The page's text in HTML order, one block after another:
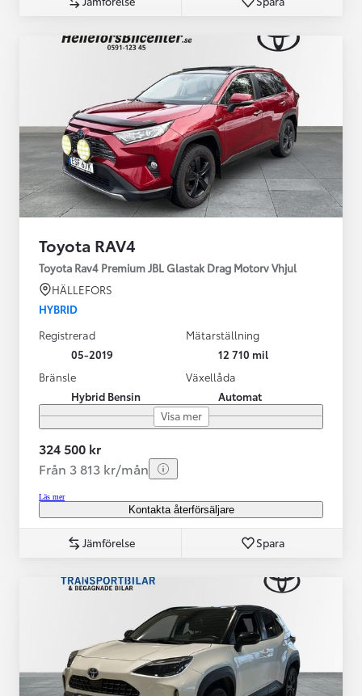
Toyota RAV4
Toyota Rav4 Premium JBL Glastak Drag Motorv Vhjul
HÄLLEFORS
HYBRID
Registrerad
05-2019
Mätarställning
12 710 mil
Bränsle
Hybrid Bensin
Växellåda
Automat
Visa mer
324 500 kr
Från 3 813 kr/mån
Läs mer
Kontakta återförsäljare
Jämförelse Spara